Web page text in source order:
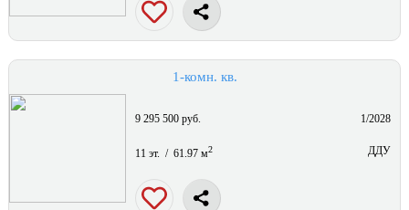
1-комн. кв.
9 295 500 руб. 1/2028
11 эт. / 61.97 м2 ДДУ